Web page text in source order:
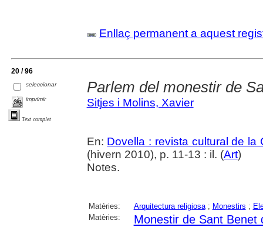
Enllaç permanent a aquest
20 / 96
seleccionar
imprimir
Text complet
Parlem del monestir de
Sitjes i Molins, Xavier
En: Dovella : revista cultural de la
(hivern 2010), p. 11-13 : il. (Art)
Notes.
Matèries: Arquitectura religiosa; Monestirs ;
Matèries:
Monestir de Sant Benet